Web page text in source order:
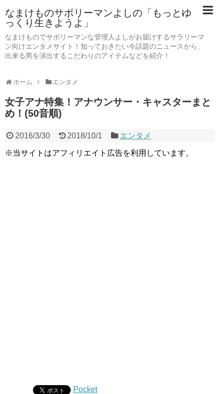
なまけものサボリーマンよしの「もっとゆ
っくり生きようよ」
なまけものでサボリーマンな管理人よしがお届けするサラリーマ
ン向けエンタメサイト！知っておきたい今話題のニュースから、
出来る男を演出するこだわりのアイテムなどを紹介！
ホーム エンタメ
女子アナ特集！アナウンサー・キャスターまと
め！(50音順)
2016/3/30 2018/10/1 エンタメ
※当サイトはアフィリエイト広告を利用しています。
Pocket